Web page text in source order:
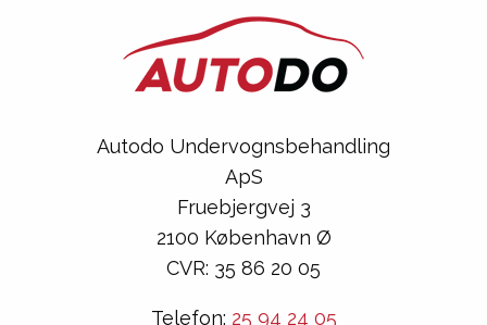
Autodo Undervognsbehandling
ApS
Fruebjergvej 3
2100 København Ø
CVR: 35 86 20 05
Telefon: 25 94 24 05